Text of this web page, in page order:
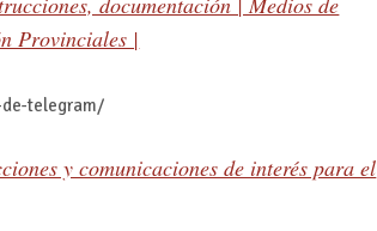
Provinciales |
telegram/
y comunicaciones de interés para el